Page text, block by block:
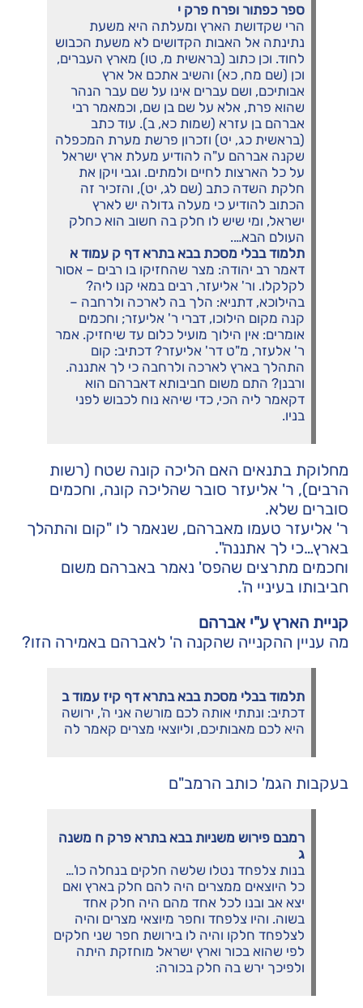
ספר כפתור ופרח פרק י
הרי שקדושת הארץ ומעלתה היא משעת
נתינתה אל האבות הקדושים לא משעת הכבוש
לחוד. וכן כתוב (בראשית מ, טו) מארץ העברים,
וכן (שם מח, כא) והשיב אתכם אל ארץ
אבותיכם, ושם עברים אינו על שם עבר הנהר
שהוא פרת, אלא על שם בן שם, וכמאמר רבי
אברהם בן עזרא (שמות כא, ב). עוד כתב
(בראשית כג, יט) וזכרון פרשת מערת המכפלה
שקנה אברהם ע"ה להודיע מעלת ארץ ישראל
על כל הארצות לחיים ולמתים. וגבי ויקן את
חלקת השדה כתב (שם לג, יט), והזכיר זה
הכתוב להודיע כי מעלה גדולה יש לארץ
ישראל, ומי שיש לו חלק בה חשוב הוא כחלק
העולם הבא….
תלמוד בבלי מסכת בבא בתרא דף ק עמוד א
דאמר רב יהודה: מצר שהחזיקו בו רבים – אסור
לקלקלו. ור' אליעזר, רבים במאי קנו ליה?
בהילוכא, דתניא: הלך בה לארכה ולרחבה –
קנה מקום הילוכו, דברי ר' אליעזר; וחכמים
אומרים: אין הילוך מועיל כלום עד שיחזיק. אמר
ר' אלעזר, מ"ט דר' אליעזר? דכתיב: קום
התהלך בארץ לארכה ולרחבה כי לך אתננה.
ורבנן? התם משום חביבותא דאברהם הוא
דקאמר ליה הכי, כדי שיהא נוח לכבוש לפני
בניו.
מחלוקת בתנאים האם הליכה קונה שטח (רשות
הרבים), ר' אליעזר סובר שהליכה קונה, וחכמים
סוברים שלא.
ר' אליעזר טעמו מאברהם, שנאמר לו "קום והתהלך
בארץ…כי לך אתננה".
וחכמים מתרצים שהפס' נאמר באברהם משום
חביבותו בעיניי ה'.
קניית הארץ ע"י אברהם
מה עניין ההקנייה שהקנה ה' לאברהם באמירה הזו?
תלמוד בבלי מסכת בבא בתרא דף קיז עמוד ב
דכתיב: ונתתי אותה לכם מורשה אני ה', ירושה
היא לכם מאבותיכם, וליוצאי מצרים קאמר לה
בעקבות הגמ' כותב הרמב"ם
רמבם פירוש משניות בבא בתרא פרק ח משנה
ג
בנות צלפחד נטלו שלשה חלקים בנחלה כו'…
כל היוצאים ממצרים היה להם חלק בארץ ואם
יצא אב ובנו לכל אחד מהם היה חלק אחד
בשוה. והיו צלפחד וחפר מיוצאי מצרים והיה
לצלפחד חלקו והיה לו בירושת חפר שני חלקים
לפי שהוא בכור וארץ ישראל מוחזקת היתה
ולפיכך ירש בה חלק בכורה: